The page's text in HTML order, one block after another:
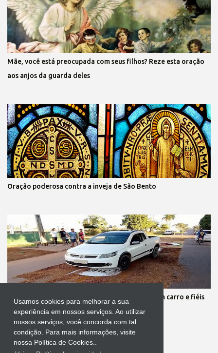
Usamos cookies para melhorar a sua
experiência em nossos serviços. Ao utilizar
nossos serviços, você concorda com tal
condição. Para mais informações, visite
nossa Política de Cookies..
Mãe, você está preocupada com seus filhos? Reze esta oração
aos anjos da guarda deles
Oração poderosa contra a inveja de São Bento
Protestante destrói tapete de Corpus Christi com carro e fiéis
se revoltam